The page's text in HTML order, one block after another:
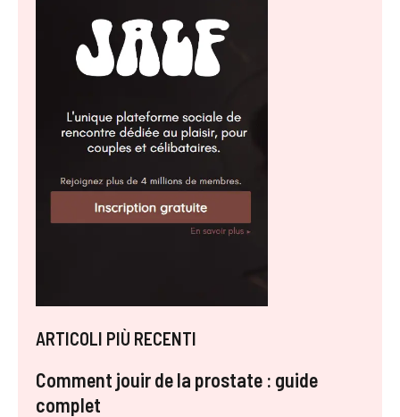
ARTICOLI PIÙ RECENTI
Comment jouir de la prostate : guide
complet